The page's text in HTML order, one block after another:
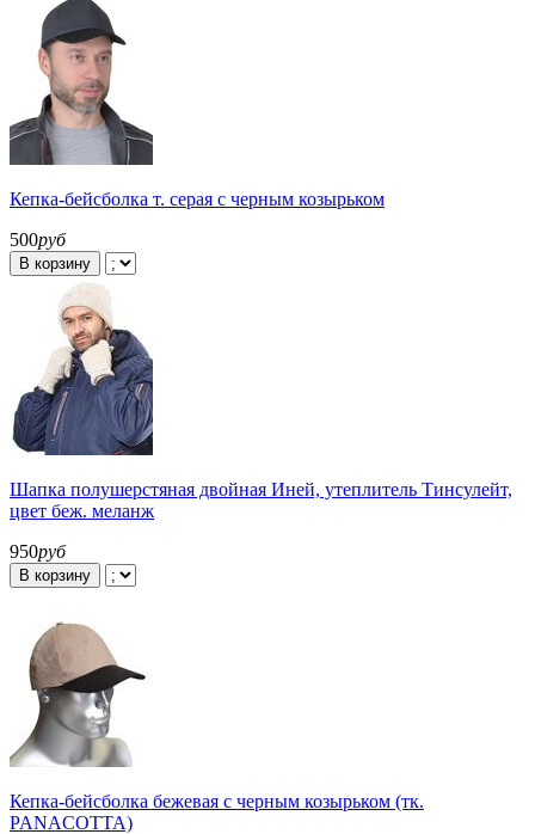
Кепка-бейсболка т. серая с черным козырьком
500руб
В корзину
Шапка полушерстяная двойная Иней, утеплитель Тинсулейт,
цвет беж. меланж
950руб
В корзину
Кепка-бейсболка бежевая с черным козырьком (тк.
PANACOTTA)